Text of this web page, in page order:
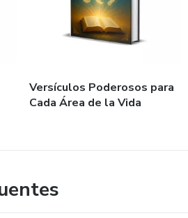
Versículos Poderosos para
Cada Área de la Vida